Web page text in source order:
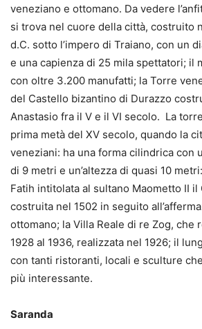
veneziano e ottomano. Da vedere
si trova nel cuore della città, costruito
d.C. sotto l’impero di Traiano, con un
e una capienza di 25 mila spettatori; il
con oltre 3.200 manufatti; la Torre
del Castello bizantino di Durazzo
Anastasio fra il V e il VI secolo. La
prima metà del XV secolo, quando la
veneziani: ha una forma cilindrica con
di 9 metri e un’altezza di quasi 10
Fatih intitolata al sultano Maometto II
costruita nel 1502 in seguito
ottomano; la Villa Reale di re Zog, che
1928 al 1936, realizzata nel 1926; il
con tanti ristoranti, locali e sculture
più interessante.
Saranda